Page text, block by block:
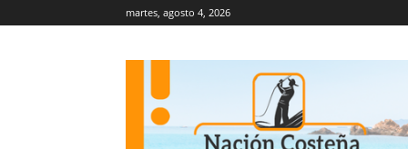
martes, agosto 4, 2026